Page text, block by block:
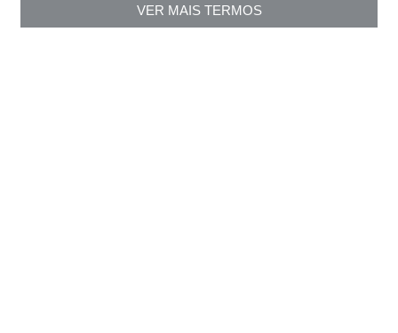
VER MAIS TERMOS